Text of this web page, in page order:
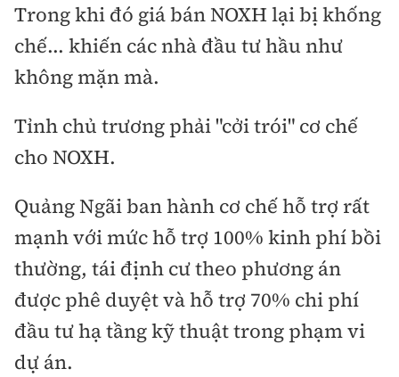
Trong khi đó giá bán NOXH lại bị khống
chế... khiến các nhà đầu tư hầu như
không mặn mà.
Tỉnh chủ trương phải "cởi trói" cơ chế
cho NOXH.
Quảng Ngãi ban hành cơ chế hỗ trợ rất
mạnh với mức hỗ trợ 100% kinh phí bồi
thường, tái định cư theo phương án
được phê duyệt và hỗ trợ 70% chi phí
đầu tư hạ tầng kỹ thuật trong phạm vi
dự án.